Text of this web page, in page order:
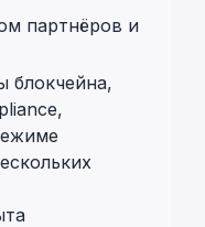
партнёров и
блокчейна,